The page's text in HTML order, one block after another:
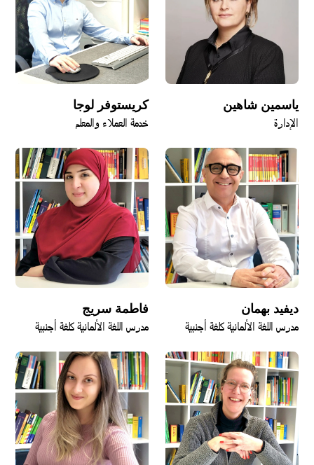
ياسمين شاهين
الإدارة
كريستوفر لوجا
خدمة العملاء والمعلم
ديفيد بهمان
مدرس اللغة الألمانية كلغة أجنبية
فاطمة سريج
مدرس اللغة الألمانية كلغة أجنبية